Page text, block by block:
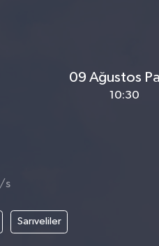
09 Ağustos
10:30
s
Sarıveliler